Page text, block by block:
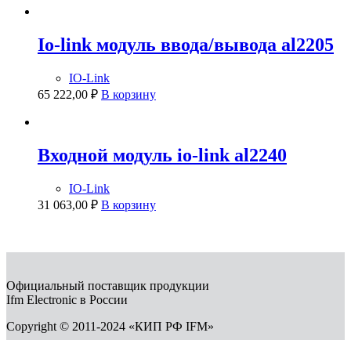
Io-link модуль ввода/вывода al2205
IO-Link
65 222,00 ₽ В корзину
Входной модуль io-link al2240
IO-Link
31 063,00 ₽ В корзину
Официальный поставщик продукции
Ifm Electronic в России
Copyright © 2011-2024 «КИП РФ IFM»